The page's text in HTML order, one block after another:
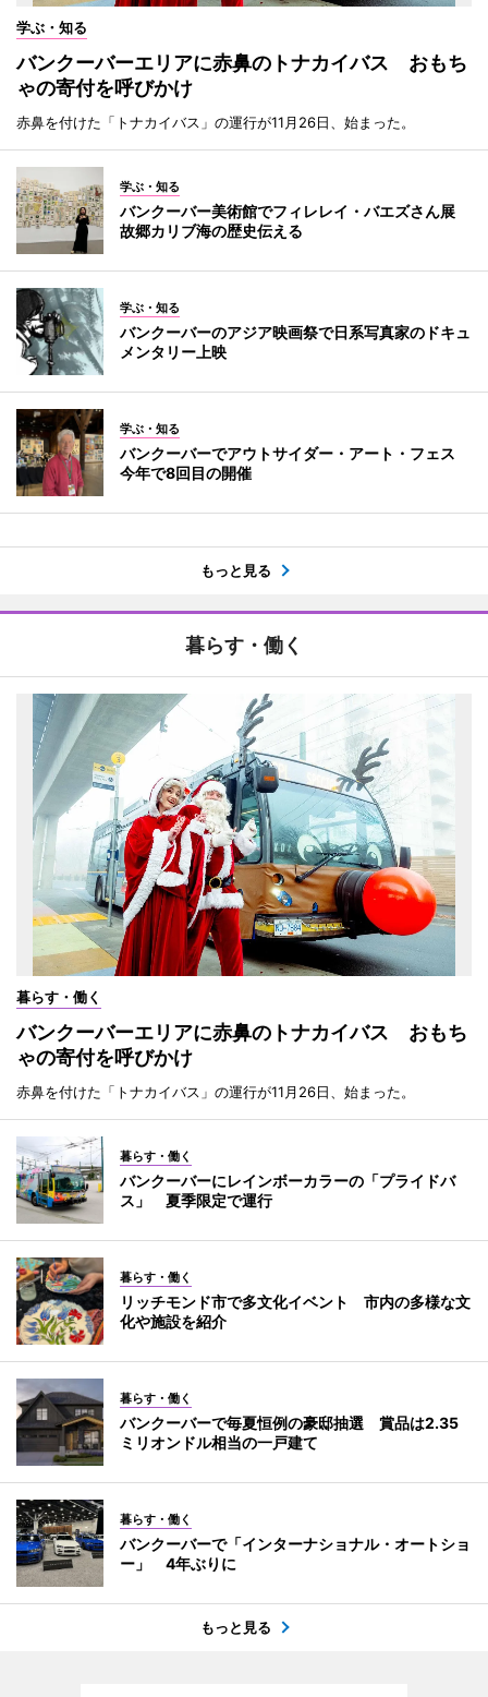
学ぶ・知る
バンクーバーエリアに赤鼻のトナカイバス おもち
ゃの寄付を呼びかけ
赤鼻を付けた「トナカイバス」の運行が11月26日、始まった。
学ぶ・知る
バンクーバー美術館でフィレレイ・バエズさん展
故郷カリブ海の歴史伝える
学ぶ・知る
バンクーバーのアジア映画祭で日系写真家のドキュ
メンタリー上映
学ぶ・知る
バンクーバーでアウトサイダー・アート・フェス
今年で8回目の開催
もっと見る
暮らす・働く
暮らす・働く
バンクーバーエリアに赤鼻のトナカイバス おもち
ゃの寄付を呼びかけ
赤鼻を付けた「トナカイバス」の運行が11月26日、始まった。
暮らす・働く
バンクーバーにレインボーカラーの「プライドバ
ス」 夏季限定で運行
暮らす・働く
リッチモンド市で多文化イベント 市内の多様な文
化や施設を紹介
暮らす・働く
バンクーバーで毎夏恒例の豪邸抽選 賞品は2.35
ミリオンドル相当の一戸建て
暮らす・働く
バンクーバーで「インターナショナル・オートショ
ー」 4年ぶりに
もっと見る